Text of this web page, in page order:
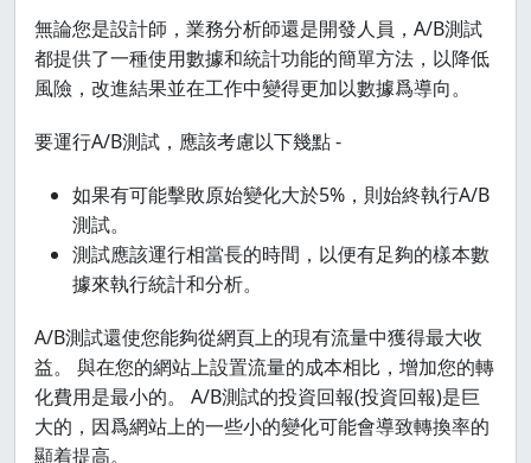
無論您是設計師，業務分析師還是開發人員，A/B測試
都提供了一種使用數據和統計功能的簡單方法，以降低
風險，改進結果並在工作中變得更加以數據爲導向。
要運行A/B測試，應該考慮以下幾點 -
如果有可能擊敗原始變化大於5%，則始終執行A/B
測試。
測試應該運行相當長的時間，以便有足夠的樣本數
據來執行統計和分析。
A/B測試還使您能夠從網頁上的現有流量中獲得最大收
益。 與在您的網站上設置流量的成本相比，增加您的轉
化費用是最小的。 A/B測試的投資回報(投資回報)是巨
大的，因爲網站上的一些小的變化可能會導致轉換率的
顯着提高。